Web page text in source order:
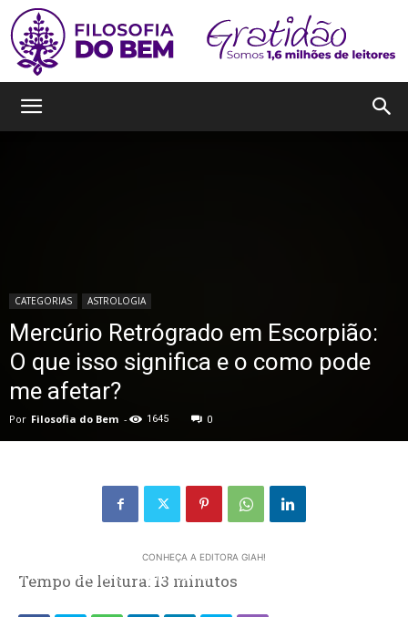
Home CATEGORIAS ASTROLOGIA
CATEGORIAS ASTROLOGIA
Mercúrio Retrógrado em Escorpião:
O que isso significa e o como pode
me afetar?
Por Filosofia do Bem - 1645 0
CONHEÇA A EDITORA GIAH!
Tempo de leitura: 13 minutos